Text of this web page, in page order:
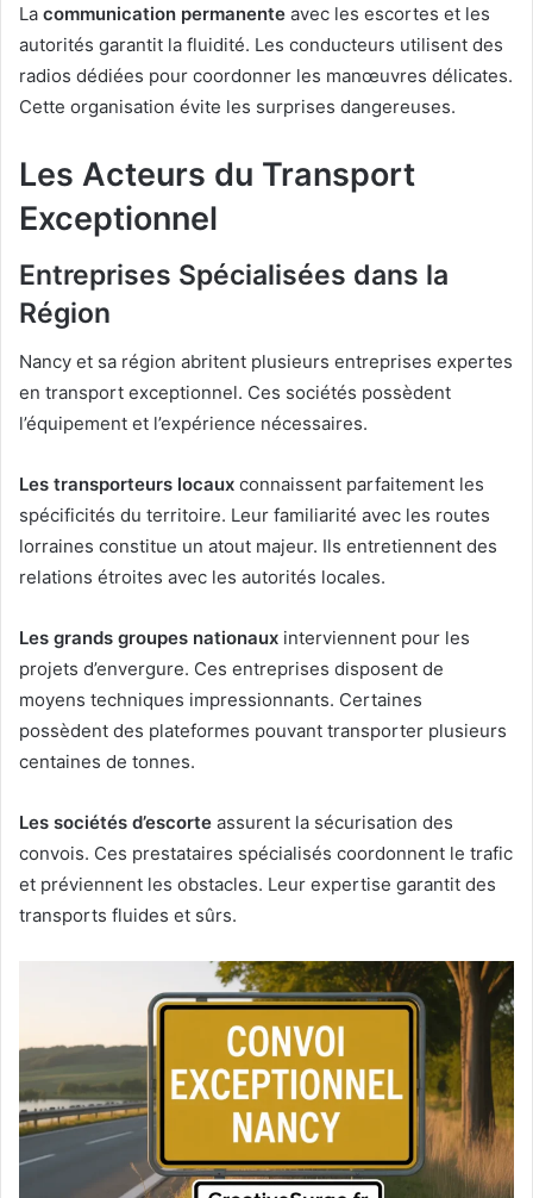
La communication permanente avec les escortes et les
autorités garantit la fluidité. Les conducteurs utilisent des
radios dédiées pour coordonner les manœuvres délicates.
Cette organisation évite les surprises dangereuses.
Les Acteurs du Transport
Exceptionnel
Entreprises Spécialisées dans la
Région
Nancy et sa région abritent plusieurs entreprises expertes
en transport exceptionnel. Ces sociétés possèdent
l’équipement et l’expérience nécessaires.
Les transporteurs locaux connaissent parfaitement les
spécificités du territoire. Leur familiarité avec les routes
lorraines constitue un atout majeur. Ils entretiennent des
relations étroites avec les autorités locales.
Les grands groupes nationaux interviennent pour les
projets d’envergure. Ces entreprises disposent de
moyens techniques impressionnants. Certaines
possèdent des plateformes pouvant transporter plusieurs
centaines de tonnes.
Les sociétés d’escorte assurent la sécurisation des
convois. Ces prestataires spécialisés coordonnent le trafic
et préviennent les obstacles. Leur expertise garantit des
transports fluides et sûrs.